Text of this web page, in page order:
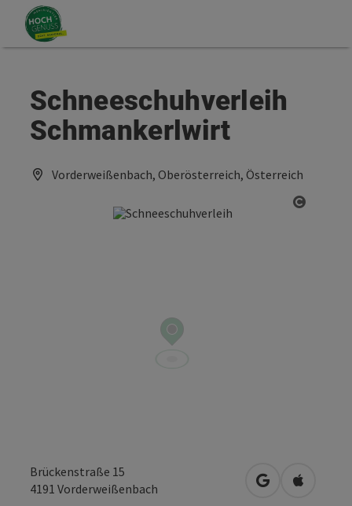
Zum Inhalt
Zum Seitenanfang
Schneeschuhverleih
Schmankerlwirt
Vorderweißenbach, Oberösterreich, Österreich
Brückenstraße 15
4191 Vorderweißenbach in Googlein Apple